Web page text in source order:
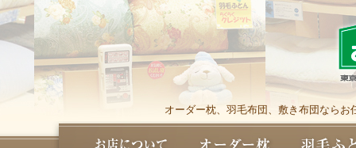
オーダー枕、羽毛布団、敷き布団なら